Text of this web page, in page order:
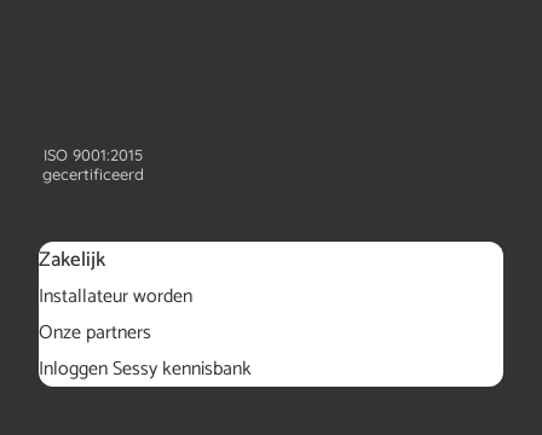
ISO 9001:2015
gecertificeerd
Zakelijk
Installateur worden
Onze partners
Inloggen Sessy kennisbank